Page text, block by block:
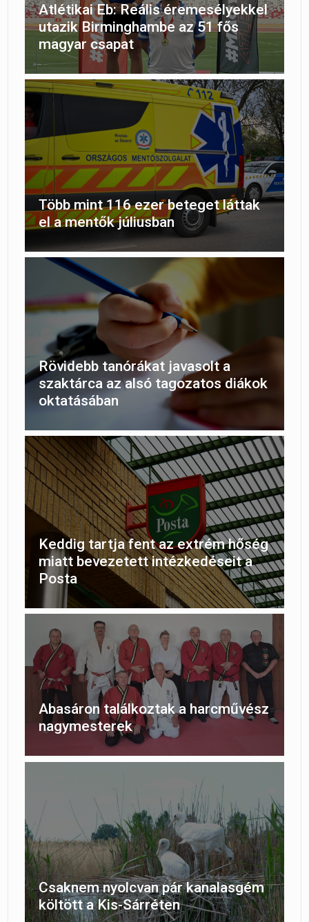
Atlétikai Eb: Reális éremesélyekkel
utazik Birminghambe az 51 fős
magyar csapat
Több mint 116 ezer beteget láttak
el a mentők júliusban
Rövidebb tanórákat javasolt a
szaktárca az alsó tagozatos diákok
oktatásában
Keddig tartja fent az extrém hőség
miatt bevezetett intézkedéseit a
Posta
Abasáron találkoztak a harcművész
nagymesterek
Csaknem nyolcvan pár kanalasgém
költött a Kis-Sárréten